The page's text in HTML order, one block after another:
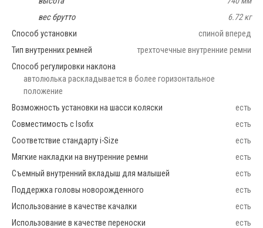
вес брутто
6.72 кг
Способ установки
спиной вперед
Тип внутренних ремней
трехточечные внутренние ремни
Способ регулировки наклона
автолюлька раскладывается в более горизонтальное
положение
Возможность установки на шасси коляски
есть
Совместимость с Isofix
есть
Соответствие стандарту i-Size
есть
Мягкие накладки на внутренние ремни
есть
Съемный внутренний вкладыш для малышей
есть
Поддержка головы новорожденного
есть
Использование в качестве качалки
есть
Использование в качестве переноски
есть